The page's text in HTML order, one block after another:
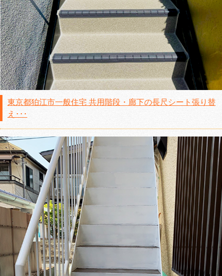
東京都狛江市一般住宅 共用階段・廊下の長尺シート張り替
え･･･